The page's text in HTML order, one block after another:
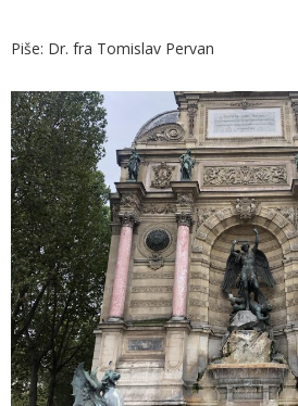
Piše: Dr. fra Tomislav Pervan